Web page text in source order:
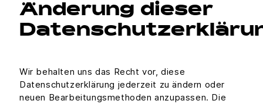
Änderung dieser
Wir behalten uns das Recht vor, diese
Datenschutzerklärung jederzeit zu ändern oder
neuen Bearbeitungsmethoden anzupassen. Die